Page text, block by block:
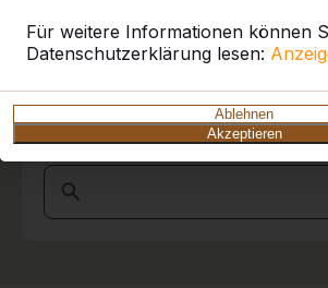
Für weitere Informationen können
Datenschutzerklärung lesen:
Ablehnen
Akzeptieren
Marion Bleich Schulburo
10
Sehr freundlich, souverän und
jeder Beziehung!
Ein großes Lob an den Fahrer!
und seine Gewissenhaftigkeit bei
Kategorie
Ort oder Postleitzahl suchen